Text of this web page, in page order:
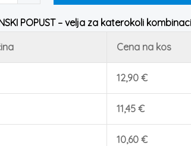
POPUST – velja za katerokoli
Cena na kos
12,90 €
11,45 €
10,60 €